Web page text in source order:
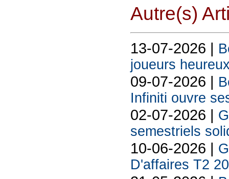
Autre(s)
13-07-2026 |
joueurs
09-07-2026 |
Infiniti ouvre
02-07-2026 |
semestriels
10-06-2026 |
D'affaires T2